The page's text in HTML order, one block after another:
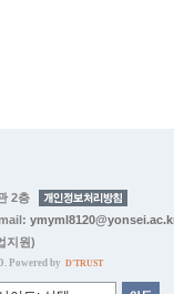
2층
지원)
Powered by D'TRUST